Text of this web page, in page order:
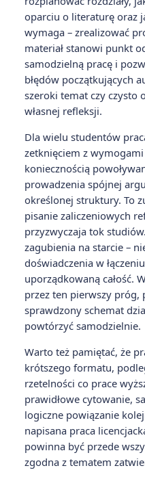
oparciu o literaturę oraz
wymaga – zrealizować
materiał stanowi punkt
samodzielną pracę i
błędów początkujących
szeroki temat czy czysto
własnej refleksji.
Dla wielu studentów
zetknięciem z
koniecznością
prowadzenia spójnej
określonej struktury. To
pisanie zaliczeniowych
przyzwyczaja tok
zagubienia na starcie –
doświadczenia w
uporządkowaną całość.
przez ten pierwszy próg,
sprawdzony schemat
powtórzyć samodzielnie.
Warto też pamiętać, że
krótszego formatu,
rzetelności co prace
prawidłowe cytowanie,
logiczne powiązanie
napisana praca
powinna być przede
zgodna z tematem